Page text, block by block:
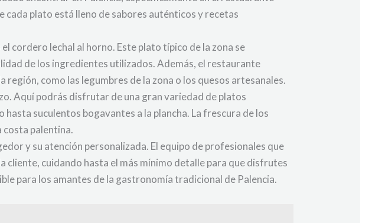
cada plato está lleno de sabores auténticos y recetas
cordero lechal al horno. Este plato típico de la zona se
de los ingredientes utilizados. Además, el restaurante
como las legumbres de la zona o los quesos artesanales.
Aquí podrás disfrutar de una gran variedad de platos
suculentos bogavantes a la plancha. La frescura de los
palentina.
y su atención personalizada. El equipo de profesionales que
cliente, cuidando hasta el más mínimo detalle para que disfrutes
para los amantes de la gastronomía tradicional de Palencia.